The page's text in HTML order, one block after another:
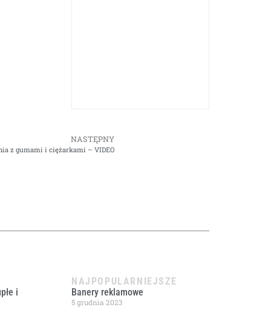
NASTĘPNY
z gumami i ciężarkami – VIDEO
i
NAJPOPULARNIEJSZE
Banery reklamowe
5 grudnia 2023